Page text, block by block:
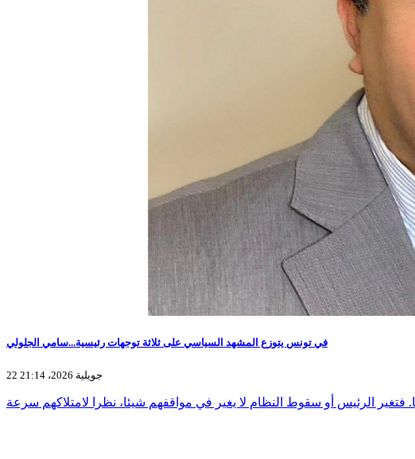
في تونس يتوزع المشهد السياسي على ثلاثة توجهات رئيسية...سامي الجلولي
22 جويلية 2026، 21:14